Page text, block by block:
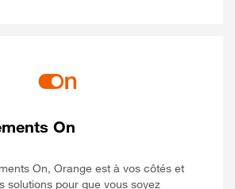
On
On, Orange est à vos côtés et
solutions pour que vous soyez